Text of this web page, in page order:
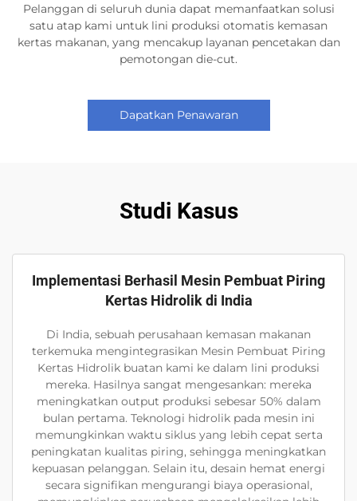
Pelanggan di seluruh dunia dapat memanfaatkan solusi
satu atap kami untuk lini produksi otomatis kemasan
kertas makanan, yang mencakup layanan pencetakan dan
pemotongan die-cut.
Dapatkan Penawaran
Studi Kasus
Implementasi Berhasil Mesin Pembuat Piring
Kertas Hidrolik di India
Di India, sebuah perusahaan kemasan makanan
terkemuka mengintegrasikan Mesin Pembuat Piring
Kertas Hidrolik buatan kami ke dalam lini produksi
mereka. Hasilnya sangat mengesankan: mereka
meningkatkan output produksi sebesar 50% dalam
bulan pertama. Teknologi hidrolik pada mesin ini
memungkinkan waktu siklus yang lebih cepat serta
peningkatan kualitas piring, sehingga meningkatkan
kepuasan pelanggan. Selain itu, desain hemat energi
secara signifikan mengurangi biaya operasional,